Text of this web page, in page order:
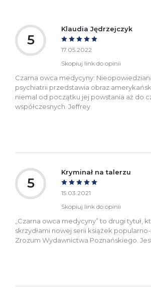
5
Klaudia Jędrzejczyk
17.05.2022
Skopiuj link do opinii
Czarna owca medycyny:
psychiatrii przedstawia obraz
niemal od początku jej powstania aż do
współczesnych. Jeffrey
5
Kryminał na talerzu
15.03.2021
Skopiuj link do opinii
„Czarna owca medycyny” to drugi tytuł,
skrzydłami nowej serii książek
Zrozum Wydawnictwa Poznańskiego.